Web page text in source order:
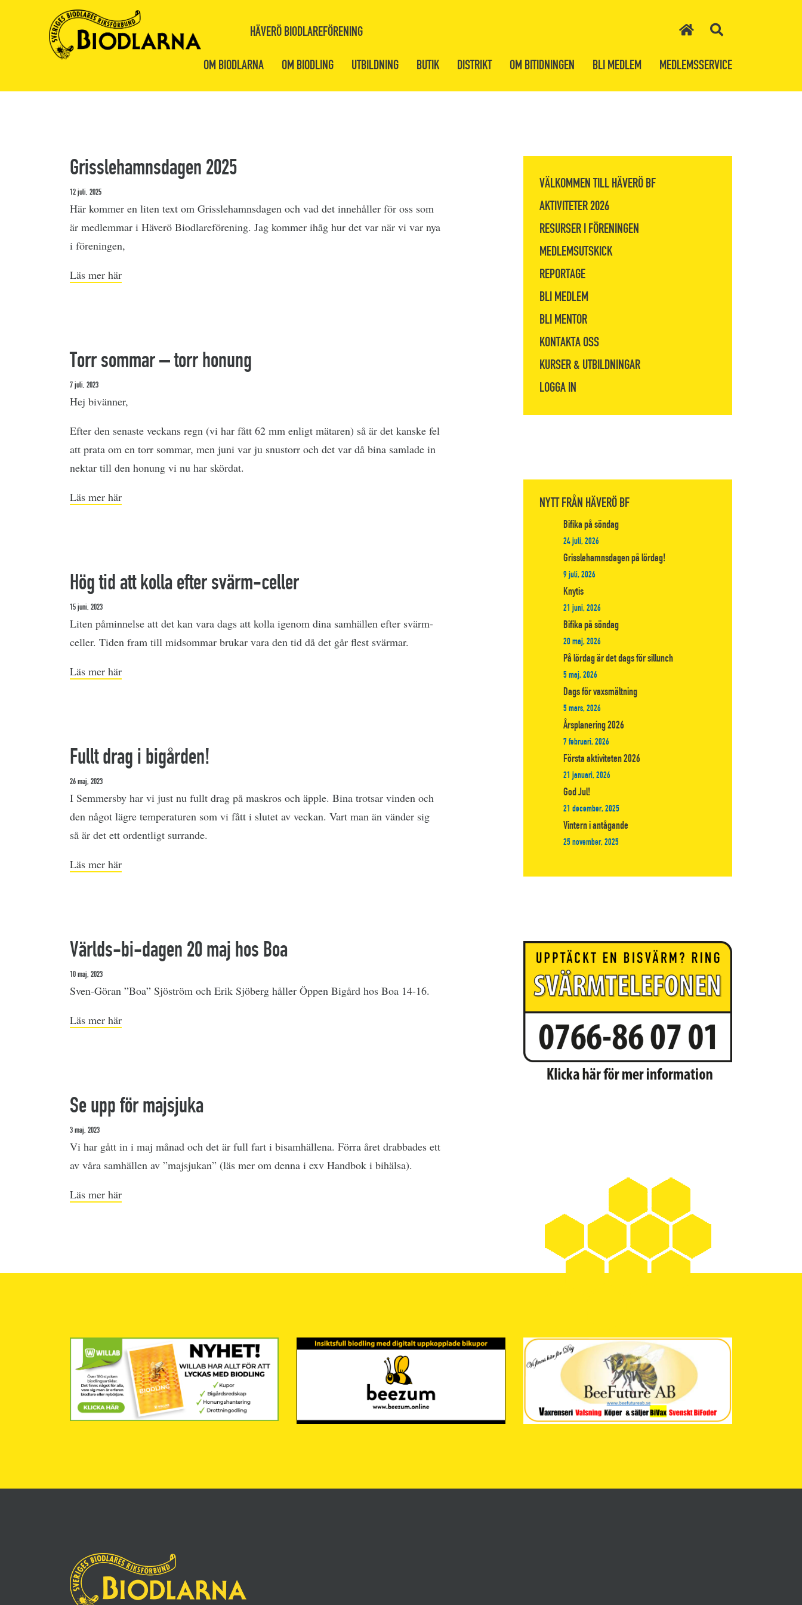
HÄVERÖ BIODLAREFÖRENING
OM BIODLARNA OM BIODLING UTBILDNING BUTIK DISTRIKT OM BITIDNINGEN BLI MEDLEM MEDLEMSSERVICE
Grisslehamnsdagen 2025
12 juli, 2025
Här kommer en liten text om Grisslehamnsdagen och vad det innehåller för oss som
är medlemmar i Häverö Biodlareförening. Jag kommer ihåg hur det var när vi var nya
i föreningen,
Läs mer här
Torr sommar – torr honung
7 juli, 2023
Hej bivänner,
Efter den senaste veckans regn (vi har fått 62 mm enligt mätaren) så är det kanske fel
att prata om en torr sommar, men juni var ju snustorr och det var då bina samlade in
nektar till den honung vi nu har skördat.
Läs mer här
Hög tid att kolla efter svärm-celler
15 juni, 2023
Liten påminnelse att det kan vara dags att kolla igenom dina samhällen efter svärm-
celler. Tiden fram till midsommar brukar vara den tid då det går flest svärmar.
Läs mer här
Fullt drag i bigården!
26 maj, 2023
I Semmersby har vi just nu fullt drag på maskros och äpple. Bina trotsar vinden och
den något lägre temperaturen som vi fått i slutet av veckan. Vart man än vänder sig
så är det ett ordentligt surrande.
Läs mer här
Världs-bi-dagen 20 maj hos Boa
10 maj, 2023
Sven-Göran ”Boa” Sjöström och Erik Sjöberg håller Öppen Bigård hos Boa 14-16.
Läs mer här
Se upp för majsjuka
3 maj, 2023
Vi har gått in i maj månad och det är full fart i bisamhällena. Förra året drabbades ett
av våra samhällen av ”majsjukan” (läs mer om denna i exv Handbok i bihälsa).
Läs mer här
VÄLKOMMEN TILL HÄVERÖ BF
AKTIVITETER 2026
RESURSER I FÖRENINGEN
MEDLEMSUTSKICK
REPORTAGE
BLI MEDLEM
BLI MENTOR
KONTAKTA OSS
KURSER & UTBILDNINGAR
LOGGA IN
NYTT FRÅN HÄVERÖ BF
Bifika på söndag
24 juli, 2026
Grisslehamnsdagen på lördag!
9 juli, 2026
Knytis
21 juni, 2026
Bifika på söndag
20 maj, 2026
På lördag är det dags för sillunch
5 maj, 2026
Dags för vaxsmältning
5 mars, 2026
Årsplanering 2026
7 februari, 2026
Första aktiviteten 2026
21 januari, 2026
God Jul!
21 december, 2025
Vintern i antågande
25 november, 2025